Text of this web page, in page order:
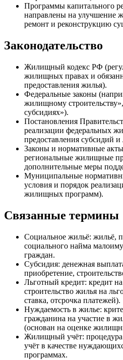
Программы капитального
направлены на улучшение
ремонт и реконструкцию
Законодательство
Жилищный кодекс РФ
жилищных правах и
предоставления жилья).
Федеральные законы
жилищному
субсидиях»).
Постановления
реализации федеральных
предоставления субсидий и
Законы и нормативные
региональные жилищные
дополнительные меры
Муниципальные
условия и порядок
жилищных программ).
Связанные термины
Социальное жильё: жильё,
социального найма
граждан.
Субсидия: денежная
приобретение,
Льготный кредит: кредит
строительство жилья на
ставка, отсрочка платежей).
Нуждаемость в жилье:
гражданина на участие в
(основан на оценке
Жилищный учёт: процедура
учёт в качестве
программах.